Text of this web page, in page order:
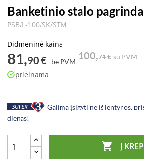
Banketinio stalo
PSB/L-100/SK/STM
Didmeninė kaina
81,90 € be PVM
100,74 € su PVM
prieinama
Galima įsigyti ne iš lentynos,
dienas!
 Į